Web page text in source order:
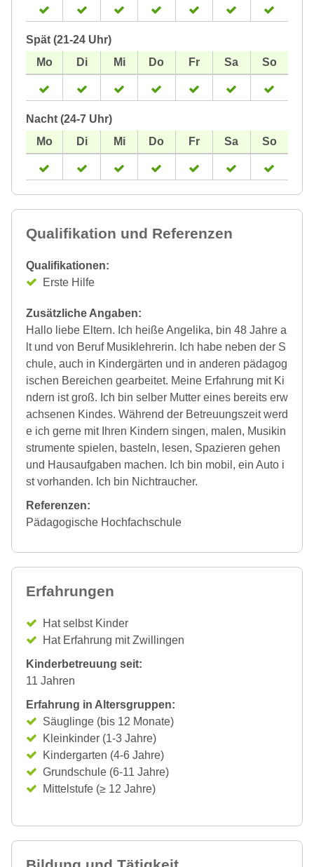
Spät (21-24 Uhr)
Nacht (24-7 Uhr)
Qualifikation und Referenzen
Qualifikationen:
Erste Hilfe
Zusätzliche Angaben:
Hallo liebe Eltern. Ich heiße Angelika, bin 48 Jahre a
lt und von Beruf Musiklehrerin. Ich habe neben der S
chule, auch in Kindergärten und in anderen pädagog
ischen Bereichen gearbeitet. Meine Erfahrung mit Ki
ndern ist groß. Ich bin selber Mutter eines bereits erw
achsenen Kindes. Während der Betreuungszeit werd
e ich gerne mit Ihren Kindern singen, malen, Musikin
strumente spielen, basteln, lesen, Spazieren gehen
und Hausaufgaben machen. Ich bin mobil, ein Auto i
st vorhanden. Ich bin Nichtraucher.
Referenzen:
Pädagogische Hochfachschule
Erfahrungen
Hat selbst Kinder
Hat Erfahrung mit Zwillingen
Kinderbetreuung seit:
11 Jahren
Erfahrung in Altersgruppen:
Säuglinge (bis 12 Monate)
Kleinkinder (1-3 Jahre)
Kindergarten (4-6 Jahre)
Grundschule (6-11 Jahre)
Mittelstufe (≥ 12 Jahre)